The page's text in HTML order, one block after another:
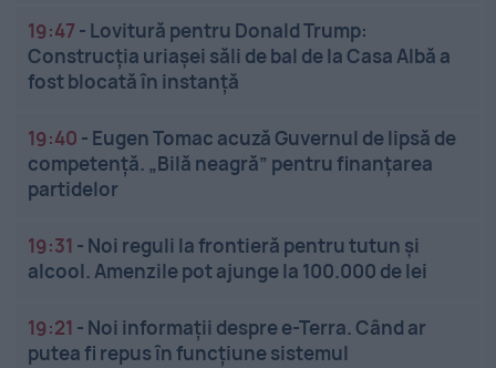
19:47 - Lovitură pentru Donald Trump:
Construcția uriașei săli de bal de la Casa Albă a
fost blocată în instanță
19:40 - Eugen Tomac acuză Guvernul de lipsă de
competență. „Bilă neagră” pentru finanțarea
partidelor
19:31 - Noi reguli la frontieră pentru tutun și
alcool. Amenzile pot ajunge la 100.000 de lei
19:21 - Noi informații despre e-Terra. Când ar
putea fi repus în funcțiune sistemul